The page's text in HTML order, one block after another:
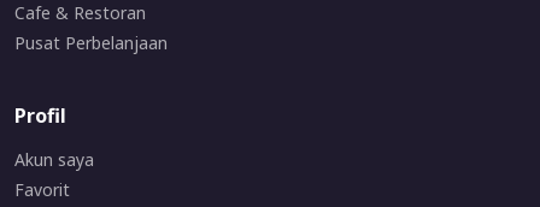
Cafe & Restoran
Pusat Perbelanjaan
Profil
Akun saya
Favorit